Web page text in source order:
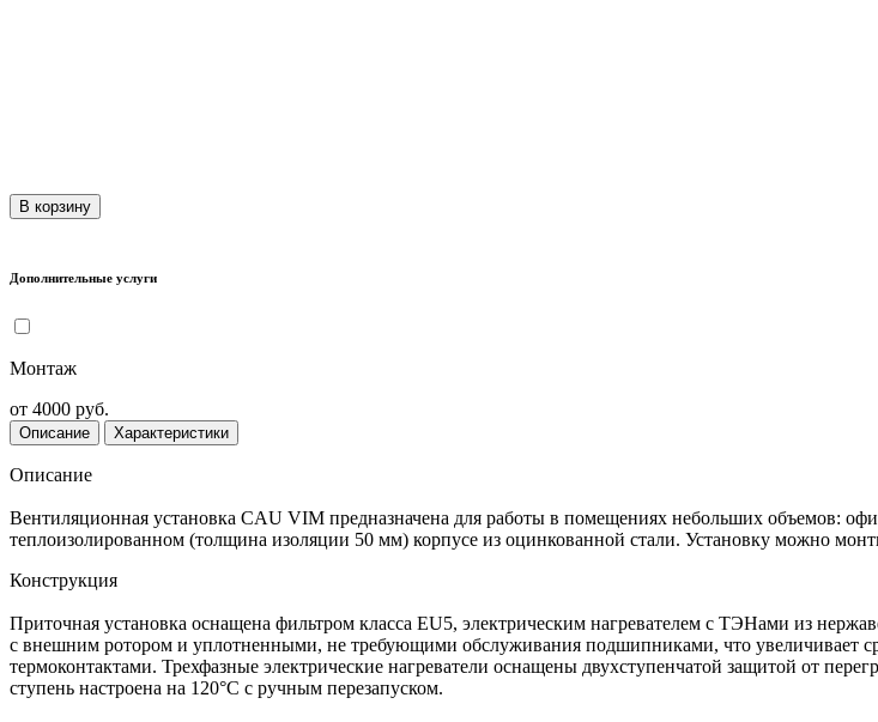
В корзину
Дополнительные услуги
Монтаж
от 4000 руб.
Описание Характеристики
Описание
Вентиляционная установка CAU VIM предназначена для работы в помещениях небольших объемов:
теплоизолированном (толщина изоляции 50 мм) корпусе из оцинкованной стали. Установку можно
Конструкция
Приточная установка оснащена фильтром класса EU5, электрическим нагревателем с ТЭНами из
с внешним ротором и уплотненными, не требующими обслуживания подшипниками, что увеличивает
термоконтактами. Трехфазные электрические нагреватели оснащены двухступенчатой защитой от
ступень настроена на 120°С с ручным перезапуском.